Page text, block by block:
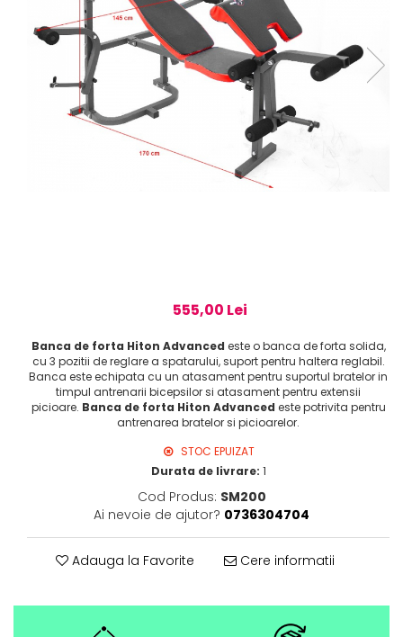
555,00 Lei
Banca de forta Hiton Advanced este o banca de forta solida,
cu 3 pozitii de reglare a spatarului, suport pentru haltera reglabil.
Banca este echipata cu un atasament pentru suportul bratelor in
timpul antrenarii bicepsilor si atasament pentru extensii
picioare. Banca de forta Hiton Advanced este potrivita pentru
antrenarea bratelor si picioarelor.
STOC EPUIZAT
Durata de livrare: 1
Cod Produs: SM200
Ai nevoie de ajutor? 0736304704
Adauga la Favorite Cere informatii